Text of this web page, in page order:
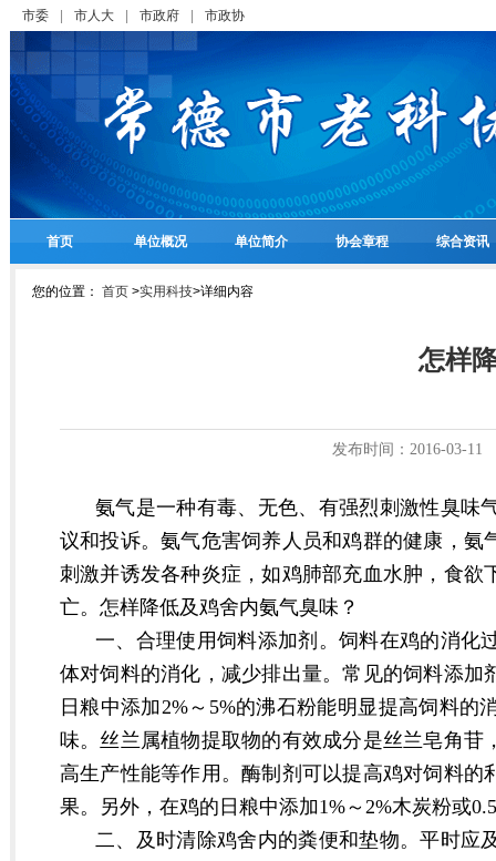
市委 市人大 市政府 市政协
首页 单位概况 单位简介 协会章程 综合资讯
您的位置： 首页 >实用科技>详细内容
怎样
发布时间：2016-03-11
氨气是一种有毒、无色、有强烈刺激性臭味
议和投诉。氨气危害饲养人员和鸡群的健康，
刺激并诱发各种炎症，如鸡肺部充血水肿，食
亡。怎样降低及鸡舍内氨气臭味？
一、合理使用饲料添加剂。饲料在鸡的消化
体对饲料的消化，减少排出量。常见的饲料添
日粮中添加2%～5%的沸石粉能明显提高饲料
味。丝兰属植物提取物的有效成分是丝兰皂角
高生产性能等作用。酶制剂可以提高鸡对饲料
果。另外，在鸡的日粮中添加1%～2%木炭粉或
二、及时清除鸡舍内的粪便和垫物。平时应